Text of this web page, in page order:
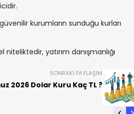
kurumların sunduğu kurları
niteliktedir, yatırım danışmanlığı
SONRAKI PAYLAŞIM
2026 Dolar Kuru Kaç TL ?